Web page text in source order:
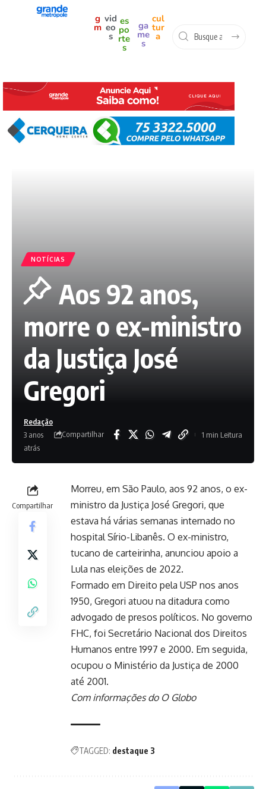
g
m
vid
eo
s
es
po
rte
s
ga
me
s
cul
tur
a
NOTÍCIAS
Aos 92 anos,
morre o ex-ministro
da Justiça José
Gregori
Redação
3 anos
atrás
Compartilhar 1 min Leitura
Compartilhar
Morreu, em São Paulo, aos 92 anos, o ex-
ministro da Justiça José Gregori, que
estava há várias semanas internado no
hospital Sírio-Libanês. O ex-ministro,
tucano de carteirinha, anunciou apoio a
Lula nas eleições de 2022.
Formado em Direito pela USP nos anos
1950, Gregori atuou na ditadura como
advogado de presos políticos. No governo
FHC, foi Secretário Nacional dos Direitos
Humanos entre 1997 e 2000. Em seguida,
ocupou o Ministério da Justiça de 2000
até 2001.
Com informações do O Globo
TAGGED: destaque 3